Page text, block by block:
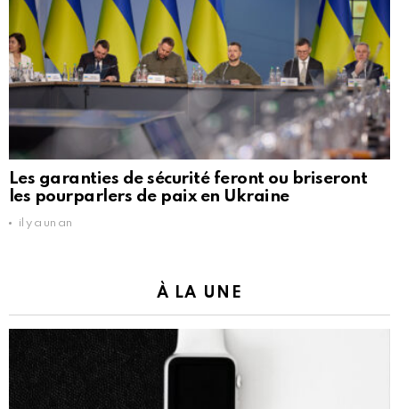
Les garanties de sécurité feront ou briseront
les pourparlers de paix en Ukraine
il y a un an
À LA UNE